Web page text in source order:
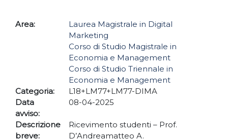
Area:
Laurea Magistrale in Digital
Marketing
Corso di Studio Magistrale in
Economia e Management
Corso di Studio Triennale in
Economia e Management
Categoria:
L18+LM77+LM77-DIMA
Data
avviso:
08-04-2025
Descrizione
breve:
Ricevimento studenti – Prof.
D’Andreamatteo A.